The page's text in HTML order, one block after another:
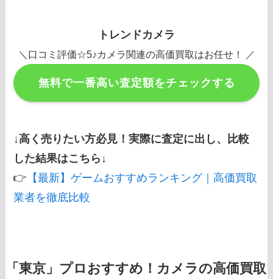
トレンドカメラ
＼口コミ評価☆5♪カメラ関連の高価買取はお任せ！ ／
無料で一番高い査定額をチェックする
↓高く売りたい方必見！実際に査定に出し、比較
した結果はこちら↓
👉 【最新】ゲームおすすめランキング｜高価買取
業者を徹底比較
「東京」プロおすすめ！カメラの高価買取